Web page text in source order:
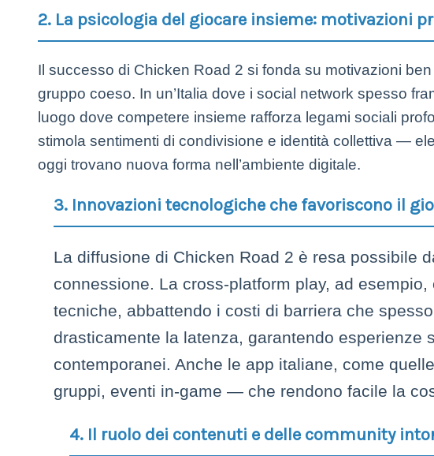
2. La psicologia del giocare insieme: motivazioni
Il successo di Chicken Road 2 si fonda su motivazioni
gruppo coeso. In un’Italia dove i social network spesso
luogo dove competere insieme rafforza legami sociali
stimola sentimenti di condivisione e identità collettiva —
oggi trovano nuova forma nell’ambiente digitale.
3. Innovazioni tecnologiche che favoriscono il
La diffusione di Chicken Road 2 è resa possibile
connessione. La cross-platform play, ad
tecniche, abbattendo i costi di barriera che
drasticamente la latenza, garantendo
contemporanei. Anche le app italiane, come
gruppi, eventi in-game — che rendono facile la
4. Il ruolo dei contenuti e delle community